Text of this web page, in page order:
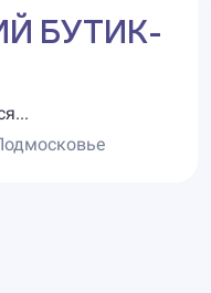
БУТИК-